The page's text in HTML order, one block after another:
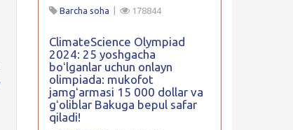
Barcha soha 178844
ClimateScience Olympiad
2024: 25 yoshgacha
boʻlganlar uchun onlayn
olimpiada: mukofot
jamgʻarmasi 15 000 dollar va
gʻoliblar Bakuga bepul safar
qiladi!